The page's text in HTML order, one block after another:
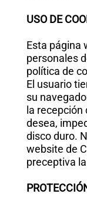
USO DE
Esta página
personales
política de
El usuario
su
la
desea,
disco duro.
website de
preceptiva